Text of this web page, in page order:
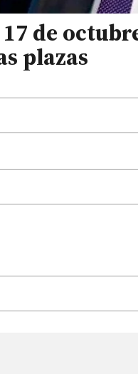
de
plazas